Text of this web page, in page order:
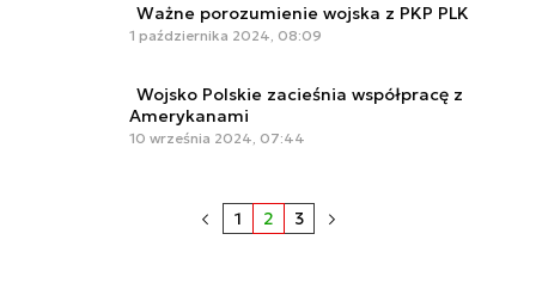
Ważne porozumienie wojska z PKP PLK
1 października 2024, 08:09
Wojsko Polskie zacieśnia współpracę z
Amerykanami
10 września 2024, 07:44
1 2 3